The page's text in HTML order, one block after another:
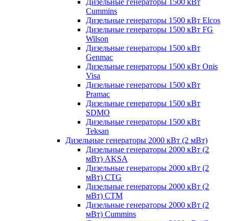
Дизельные генераторы 1500 кВт
Cummins
Дизельные генераторы 1500 кВт Elcos
Дизельные генераторы 1500 кВт FG
Wilson
Дизельные генераторы 1500 кВт
Genmac
Дизельные генераторы 1500 кВт Onis
Visa
Дизельные генераторы 1500 кВт
Pramac
Дизельные генераторы 1500 кВт
SDMO
Дизельные генераторы 1500 кВт
Teksan
Дизельные генераторы 2000 кВт (2 мВт)
Дизельные генераторы 2000 кВт (2
мВт) AKSA
Дизельные генераторы 2000 кВт (2
мВт) CTG
Дизельные генераторы 2000 кВт (2
мВт) CTM
Дизельные генераторы 2000 кВт (2
мВт) Cummins